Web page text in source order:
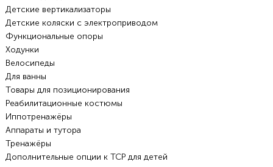
Детские вертикализаторы
Детские коляски с электроприводом
Функциональные опоры
Ходунки
Велосипеды
Для ванны
Товары для позиционирования
Реабилитационные костюмы
Иппотренажёры
Аппараты и тутора
Тренажёры
Дополнительные опции к ТСР для детей